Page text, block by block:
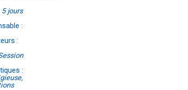
5 jours
:
:
: